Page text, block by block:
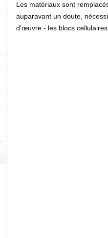
Les matériaux sont
auparavant un doute,
d'œuvre - les blocs